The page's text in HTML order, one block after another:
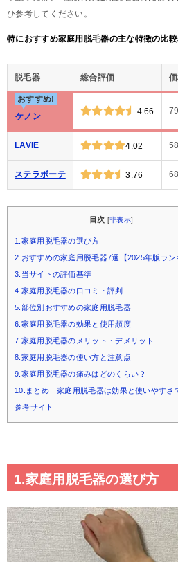
ひ参考してください。
特におすすめ家庭用脱毛器の主な特徴の比
脱毛器 総合評価
おすすめ!
ケノン
4.66
LAVIE 4.02
ステラボーテ 3.76
目次 [非表示]
1.家庭用脱毛器の選び方
2.おすすめの家庭用脱毛器7選【2025年版ラン
3.当サイトの評価基準
4.家庭用脱毛器の口コミ・評判
5.部位別おすすめの家庭用脱毛器
6.家庭用脱毛器の効果と使用頻度
7.家庭用脱毛器のメリット・デメリット
8.家庭用脱毛器の使い方と注意点
9.家庭用脱毛器の痛みはどのくらい？
10.まとめ｜家庭用脱毛器は効果と使いやすさ
参考サイト
1.家庭用脱毛器の選び方